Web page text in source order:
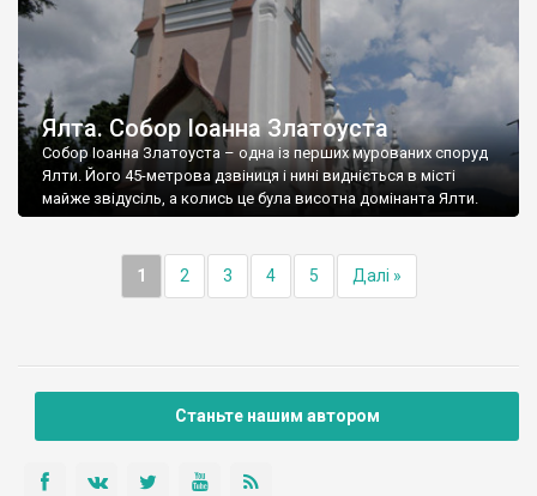
Ялта. Собор Іоанна Златоуста
Собор Іоанна Златоуста – одна із перших мурованих споруд
Ялти. Його 45-метрова дзвіниця і нині видніється в місті
майже звідусіль, а колись це була висотна домінанта Ялти.
1 2 3 4 5 Далі »
Станьте нашим автором